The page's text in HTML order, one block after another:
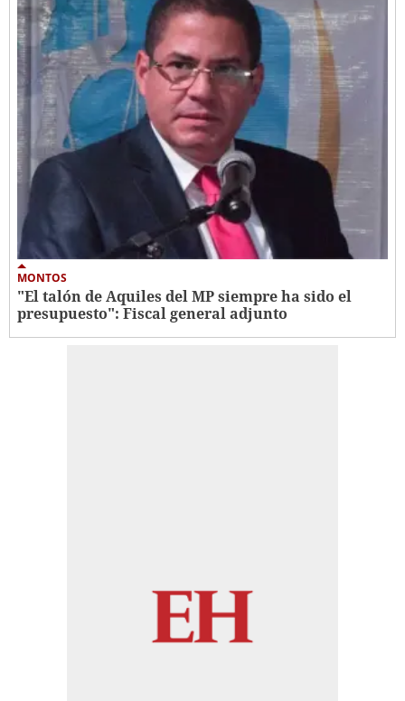
MONTOS
"El talón de Aquiles del MP siempre ha sido el
presupuesto": Fiscal general adjunto